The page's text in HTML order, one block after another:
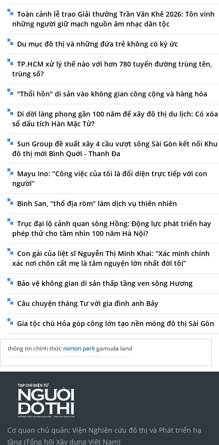
Toàn cảnh lễ trao Giải thưởng Trần Văn Khê 2026: Tôn vinh
những người giữ mạch nguồn âm nhạc dân tộc
Du mục đô thị và những đứa trẻ không có ký ức
TP.HCM xử lý thế nào với hơn 780 tuyến đường trùng tên,
trùng số?
"Thổi hồn" di sản vào không gian công cộng và hàng hóa
Di dời làng phong gần 100 năm để xây đô thị du lịch: Có xóa
sổ dấu tích Hàn Mặc Tử?
Sun Group đề xuất xây 4 cầu vượt sông Sài Gòn kết nối Khu
đô thị mới Bình Quới - Thanh Đa
Mayu Ino: “Công việc của tôi là đối diện trực tiếp với con
người”
Bình San, “thổ địa ròm” làm dịch vụ thiên nhiên
Trục đại lộ cảnh quan sông Hồng: Động lực phát triển hay
phép thử cho tầm nhìn 100 năm Hà Nội?
Con gái của liệt sĩ Nguyễn Thị Minh Khai: “Xác minh chính
xác nơi chôn cất mẹ là tâm nguyện lớn nhất đời tôi”
Bảo vệ không gian di sản thấp tầng ven sông Hương
Câu chuyện tháng Tư với gia đình anh Bảy
Gia tộc chú Hỏa góp công lớn tạo nền móng đô thị Sài Gòn
thông tin chính thức norton parkgamuda land
Cơ quan chủ quản: Viện Nghiên cứu đô thị và Phát triển hạ
tầng (Tổng hội Xây dựng Việt Nam)